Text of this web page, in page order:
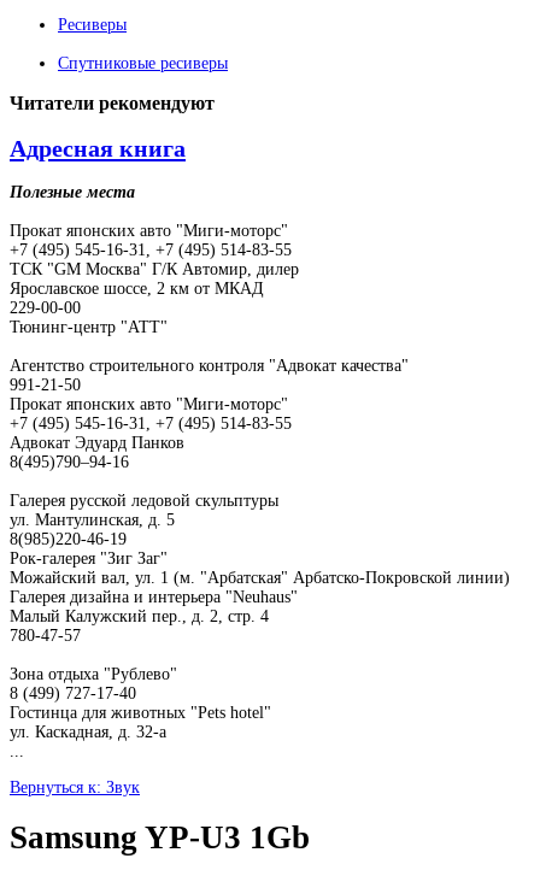
Ресиверы
Спутниковые ресиверы
Читатели рекомендуют
Адресная книга
Полезные места
Прокат японских авто "Миги-моторс"
+7 (495) 545-16-31, +7 (495) 514-83-55
ТСК "GM Москва" Г/К Автомир, дилер
Ярославское шоссе, 2 км от МКАД
229-00-00
Тюнинг-центр "АТТ"
Агентство строительного контроля "Адвокат качества"
991-21-50
Прокат японских авто "Миги-моторс"
+7 (495) 545-16-31, +7 (495) 514-83-55
Адвокат Эдуард Панков
8(495)790–94-16
Галерея русской ледовой скульптуры
ул. Мантулинская, д. 5
8(985)220-46-19
Рок-галерея "Зиг Заг"
Можайский вал, ул. 1 (м. "Арбатская" Арбатско-Покровской линии)
Галерея дизайна и интерьера "Neuhaus"
Малый Калужский пер., д. 2, стр. 4
780-47-57
Зона отдыха "Рублево"
8 (499) 727-17-40
Гостинца для животных "Рets hotel"
ул. Каскадная, д. 32-а
Вернуться к: Звук
Samsung YP-U3 1Gb